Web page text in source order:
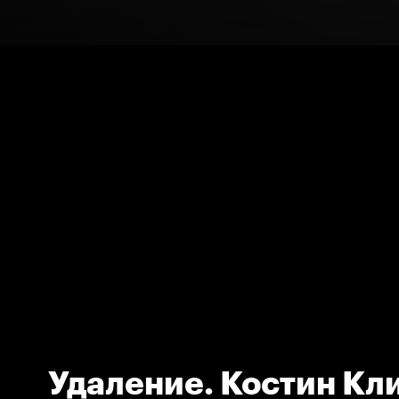
Удаление. Костин